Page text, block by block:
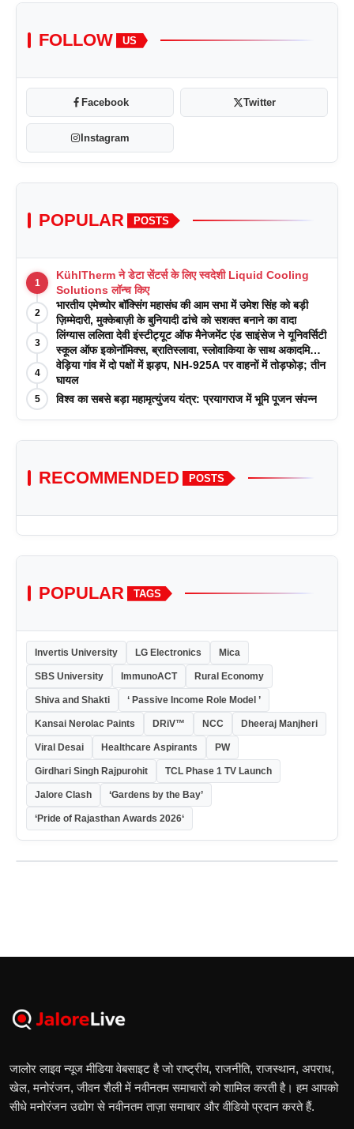
FOLLOW US
Facebook Twitter
Instagram
POPULAR POSTS
1
KühlTherm ने डेटा सेंटर्स के लिए स्वदेशी Liquid Cooling
Solutions लॉन्च किए
2
भारतीय एमेच्योर बॉक्सिंग महासंघ की आम सभा में उमेश सिंह को बड़ी
ज़िम्मेदारी, मुक्केबाज़ी के बुनियादी ढांचे को सशक्त बनाने का वादा
3
लिंग्यास ललिता देवी इंस्टीट्यूट ऑफ मैनेजमेंट एंड साइंसेज ने यूनिवर्सिटी
स्कूल ऑफ इकोनॉमिक्स, ब्रातिस्लावा, स्लोवाकिया के साथ अकादमिक
पत्रिकाओं में प्रकाशन रणनीतियों पर एक दिवसीय कार्यशाला का
आयोजन किया
4
वेड़िया गांव में दो पक्षों में झड़प, NH-925A पर वाहनों में तोड़फोड़; तीन
घायल
5 विश्व का सबसे बड़ा महामृत्युंजय यंत्र: प्रयागराज में भूमि पूजन संपन्न
RECOMMENDED POSTS
POPULAR TAGS
Invertis University LG Electronics Mica
SBS University ImmunoACT Rural Economy
Shiva and Shakti ‘ Passive Income Role Model ’
Kansai Nerolac Paints DRiV™ NCC Dheeraj Manjheri
Viral Desai Healthcare Aspirants PW
Girdhari Singh Rajpurohit TCL Phase 1 TV Launch
Jalore Clash ‘Gardens by the Bay’
‘Pride of Rajasthan Awards 2026‘
जालोर लाइव न्यूज मीडिया वेबसाइट है जो राष्ट्रीय, राजनीति, राजस्थान, अपराध,
खेल, मनोरंजन, जीवन शैली में नवीनतम समाचारों को शामिल करती है। हम आपको
सीधे मनोरंजन उद्योग से नवीनतम ताज़ा समाचार और वीडियो प्रदान करते हैं.